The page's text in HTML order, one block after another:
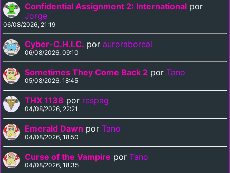
Confidential Assignment 2: International por
Jorge
06/08/2026, 21:19
Cyber-C.H.I.C. por auroraboreal
06/08/2026, 09:10
Sometimes They Come Back 2 por Tano
05/08/2026, 18:45
THX 1138 por respag
04/08/2026, 22:21
Emerald Dawn por Tano
04/08/2026, 18:50
Curse of the Vampire por Tano
04/08/2026, 18:35